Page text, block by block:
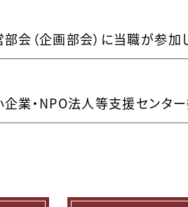
会（企画部会）に当職が参加
業・NPO法人等支援センタ